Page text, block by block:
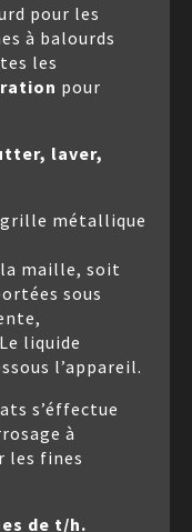
pour les
à balourds
les
pour
laver,
grille métallique
la maille, soit
sous
liquide
l’appareil.
s’éffectue
à
les fines
de t/h.